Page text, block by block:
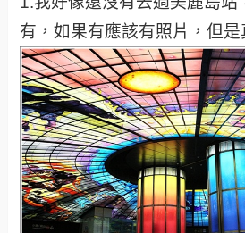
有，如果有應該有照片，但是